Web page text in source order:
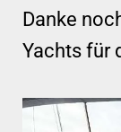
Danke
Yachts für